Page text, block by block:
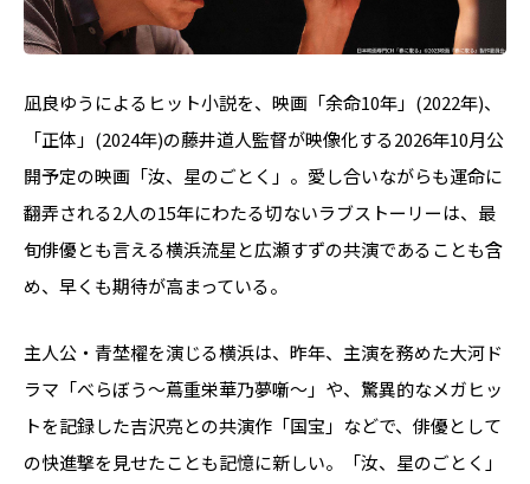
凪良ゆうによるヒット小説を、映画「余命10年」(2022年)、
「正体」(2024年)の藤井道人監督が映像化する2026年10月公
開予定の映画「汝、星のごとく」。愛し合いながらも運命に
翻弄される2人の15年にわたる切ないラブストーリーは、最
旬俳優とも言える横浜流星と広瀬すずの共演であることも含
め、早くも期待が高まっている。
主人公・青埜櫂を演じる横浜は、昨年、主演を務めた大河ド
ラマ「べらぼう〜蔦重栄華乃夢噺〜」や、驚異的なメガヒッ
トを記録した吉沢亮との共演作「国宝」などで、俳優として
の快進撃を見せたことも記憶に新しい。「汝、星のごとく」